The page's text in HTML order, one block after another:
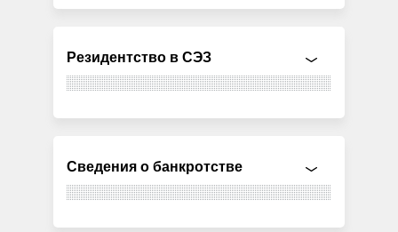
Резидентство в СЭЗ
Сведения о банкротстве